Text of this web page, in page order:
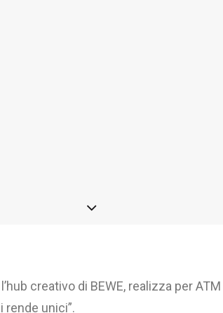
creativo di BEWE, realizza per
rende unici”.